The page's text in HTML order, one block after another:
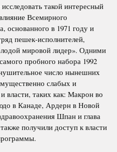
такой интересный
Всемирного
основанного в 1971 году и
пешек-исполнителей,
мировой лидер». Одними
пробного набора 1992
число нынешних
слабых и
таких как: Макрон во
в Канаде, Ардерн в Новой
Шпан и глава
получили доступ к власти